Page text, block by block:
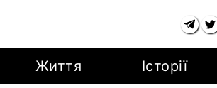
Життя Історії